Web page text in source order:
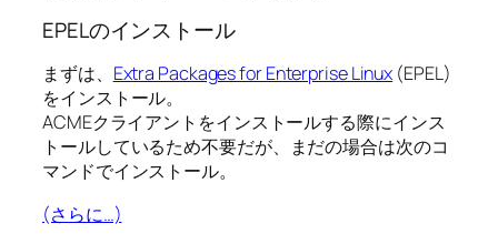
EPELのインストール
まずは、 Extra Packages for Enterprise Linux (EPEL)
をインストール。
ACMEクライアントをインストールする際にインス
トールしているため不要だが、まだの場合は次のコ
マンドでインストール。
(さらに…)